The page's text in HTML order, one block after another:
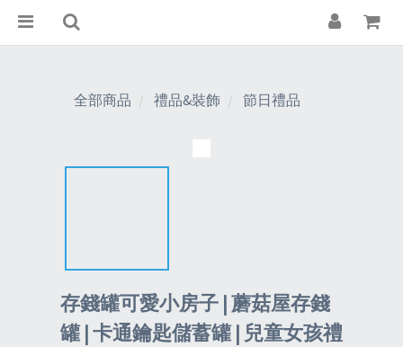
全部商品 禮品&裝飾 節日禮品
存錢罐可愛小房子 | 蘑菇屋存錢
罐 | 卡通鑰匙儲蓄罐 | 兒童女孩禮